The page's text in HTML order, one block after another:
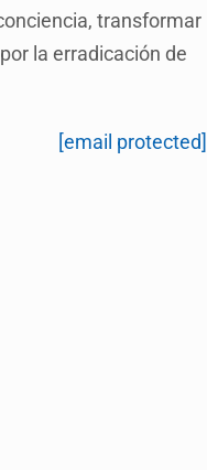
transformar
la erradicación de
[email protected]